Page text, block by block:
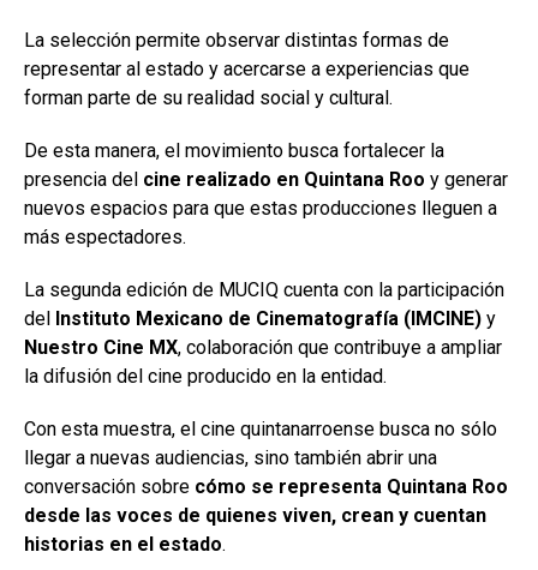
La selección permite observar distintas formas de
representar al estado y acercarse a experiencias que
forman parte de su realidad social y cultural.
De esta manera, el movimiento busca fortalecer la
presencia del cine realizado en Quintana Roo y generar
nuevos espacios para que estas producciones lleguen a
más espectadores.
La segunda edición de MUCIQ cuenta con la participación
del Instituto Mexicano de Cinematografía (IMCINE)
Nuestro Cine MX, colaboración que contribuye a ampliar
la difusión del cine producido en la entidad.
Con esta muestra, el cine quintanarroense busca no sólo
llegar a nuevas audiencias, sino también abrir una
conversación sobre cómo se representa Quintana Roo
desde las voces de quienes viven, crean y cuentan
historias en el estado.